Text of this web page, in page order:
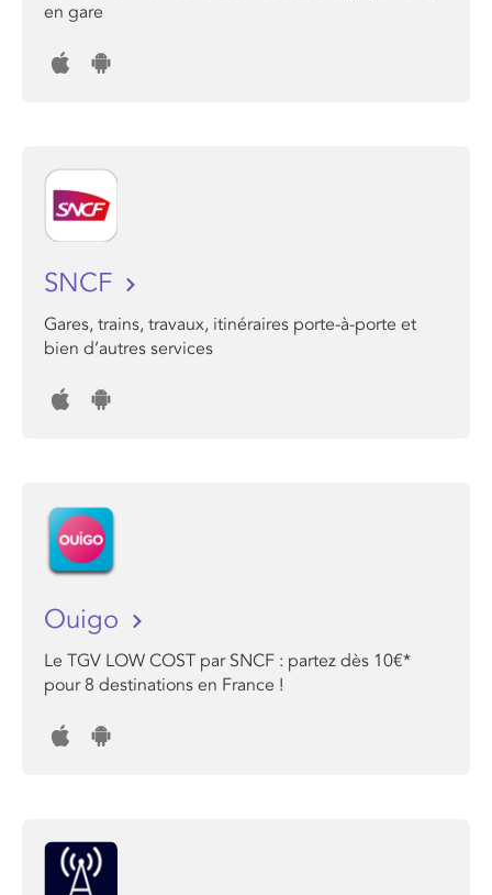
en gare
SNCF
Gares, trains, travaux, itinéraires porte-à-porte et
bien d’autres services
Ouigo
Le TGV LOW COST par SNCF : partez dès 10€*
pour 8 destinations en France !